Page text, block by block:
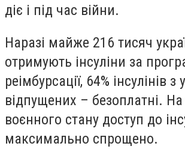
діє і під час війни.
Наразі майже 216 тисяч
отримують інсуліни за
реімбурсації, 64% інсулінів з
відпущених – безоплатні.
воєнного стану доступ до
максимально спрощено.